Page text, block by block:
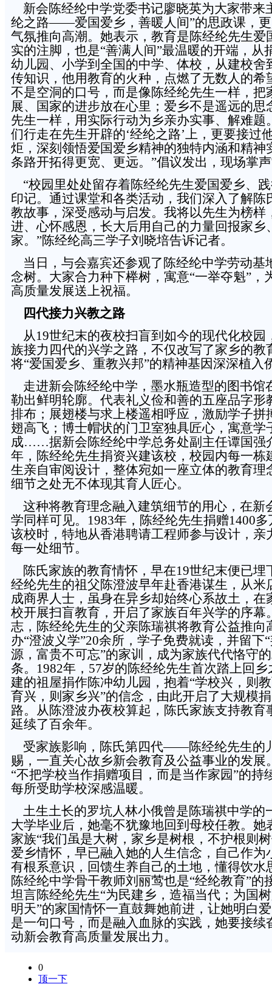
新会陈经纶中学党委书记廖晓英为大家带来
纶之路——爱国爱乡，善暖人间”的思政课，
气氛推向高潮。她表示，教育是陈经纶先生爱
实的注脚，也是“善满人间”最温暖的开端，从
幼儿园、小学到全国的中学、体校，从建校舍
传知识，他用教育的火种，点燃了无数人的希
不是空洞的口号，而是像陈经纶先生一样，把
展、国家的进步放在心里；爱乡不是遥远的思
先生一样，用实际行动为乡亲办实事、解难题
们行走在先生开辟的‘经纶之路’上，更要接过
炬，深刻领悟爱国爱乡精神的独特内涵和精神
条路开拓得更宽、更远。”倡议发出，现场掌
“校园里处处留存着陈经纶先生爱国爱乡、
印记。通过课堂和各类活动，我们深入了解陈
教故事，深受感动与启发。我将以先生为榜样
进、心怀感恩，长大后用自己的力量回报家乡
家。”陈经纶高三学子刘晓培告诉记者。
当日，与会嘉宾还参观了陈经纶中学劳动基
念树。大家合力种下榉树，寓意“一举夺魁”，
高质量发展送上祝福。
四代接力兴教之路
从19世纪末的夜校扫盲到如今的现代化校园
族接力四代的兴学之路，不仅改写了家乡的教
将“爱国爱乡、重教兴邦”的精神基因深深植入
走进新会陈经纶中学，墨水瓶造型的图书馆
勒出鲜明轮廓。代表礼义俭和善的五座品字形
排布；展翅楼与求上楼遥相呼应，激励学子拼
翅高飞；博士帽状的门卫室独具匠心，寓意学
成……据新会陈经纶中学总务处副主任谭国强
年，陈经纶先生捐资兴建该校，校园内每一栋
生亲自审阅设计，整体宛如一座立体的教育理
细节之处无不体现其育人匠心。
这种将教育理念融入建筑细节的用心，在新
学同样可见。1983年，陈经纶先生捐赠1400
该校时，特地从香港聘请工程师参与设计，亲
每一处细节。
陈氏家族的教育情怀，早在19世纪末便已埋
经纶先生的祖父陈澄波早年赴香港谋生，从米
成商界人士，虽身在异乡却始终心系故土，在
校开展扫盲教育，开启了家族百年兴学的序幕
志，陈经纶先生的父亲陈瑞祺将教育公益推向
办“澄波义学”20余所，学子免费就读，并留下
源，富贵不可忘”的家训，成为家族代代恪守
条。1982年，57岁的陈经纶先生首次踏上回
建的祖屋捐作陈冲幼儿园，抱着“学校兴，则
育兴，则家乡兴”的信念，由此开启了大规模
路。从陈澄波办夜校算起，陈氏家族支持教育
延续了百余年。
受家族影响，陈氏第四代——陈经纶先生的
赐，一直关心故乡新会教育及公益事业的发展
“不把学校当作捐赠项目，而是当作家园”的持
每所受助学校深感温暖。
土生土长的罗坑人林小俄曾是陈瑞祺中学的
大学毕业后，她毫不犹豫地回到母校任教。她
家族“我们虽是大树，家乡是树根，不护根则
爱乡情怀，早已融入她的人生信念，自己作为
有根系意识，回馈生养自己的土地，懂得饮水
陈经纶中学骨干教师刘丽莺也是“经纶教育”的
坦言陈经纶先生“为民建乡，造福当代；为国
明天”的家国情怀一直鼓舞她前进，让她明白
是一句口号，而是融入血脉的实践，她要接续
动新会教育高质量发展出力。
0
顶一下